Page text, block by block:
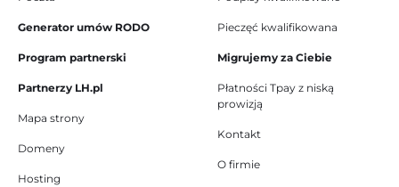
Generator umów RODO
Program partnerski
Partnerzy LH.pl
Mapa strony
Domeny
Hosting
Pieczęć kwalifikowana
Migrujemy za Ciebie
Płatności Tpay z niską
prowizją
Kontakt
O firmie